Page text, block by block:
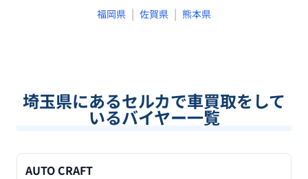
福岡県 | 佐賀県 | 熊本県
埼玉県にあるセルカで車買取をして
いるバイヤー一覧
AUTO CRAFT